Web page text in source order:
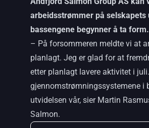
arbeidsstrømmer på selskapets
bassengene begynner å ta form.
– På forsommeren meldte vi at
planlagt. Jeg er glad for at
etter planlagt lavere aktivitet i
gjennomstrømningssystemene i
utvidelsen vår, sier Martin
Salmon.